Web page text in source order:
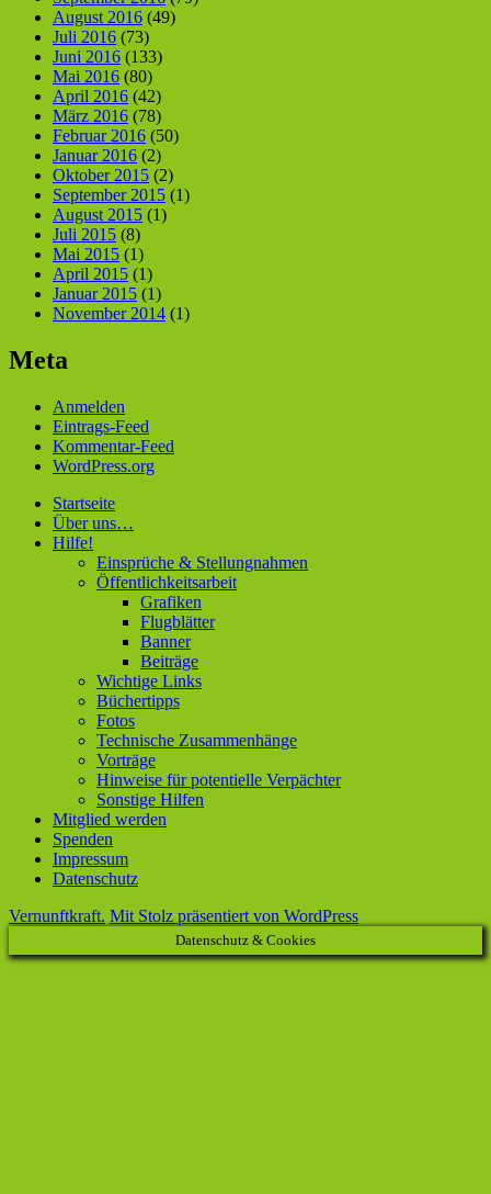
August 2016 (49)
Juli 2016 (73)
Juni 2016 (133)
Mai 2016 (80)
April 2016 (42)
März 2016 (78)
Februar 2016 (50)
Januar 2016 (2)
Oktober 2015 (2)
September 2015 (1)
August 2015 (1)
Juli 2015 (8)
Mai 2015 (1)
April 2015 (1)
Januar 2015 (1)
November 2014 (1)
Meta
Anmelden
Eintrags-Feed
Kommentar-Feed
WordPress.org
Startseite
Über uns…
Hilfe!
Einsprüche & Stellungnahmen
Öffentlichkeitsarbeit
Grafiken
Flugblätter
Banner
Beiträge
Wichtige Links
Büchertipps
Fotos
Technische Zusammenhänge
Vorträge
Hinweise für potentielle Verpächter
Sonstige Hilfen
Mitglied werden
Spenden
Impressum
Datenschutz
Vernunftkraft. Mit Stolz präsentiert von WordPress
Datenschutz & Cookies